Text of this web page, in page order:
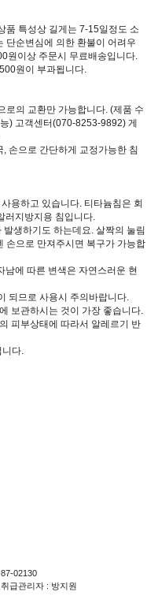
품 특성상 길게는 7-15일정도 소
단순변심에 의한 환불이 어려우
원이상 주문시 무료배송입니다.
원이 부과됩니다.
로의 교환만 가능합니다. (제품 수
) 고객센터(070-8253-9892) 게
손으로 간단하게 교정가능한 침
용하고 있습니다. 티타늄침은 회
러지방지용 침입니다.
생하기도 하는데요. 살짝의 눌림
손으로 만져주시면 복구가 가능합
남에 따른 변색은 자연스러운 현
되므로 사용시 주의바랍니다.
보관하시는 것이 가장 좋습니다.
피부상태에 따라서 알레르기 반
다.
02130
급관리자 : 방지원